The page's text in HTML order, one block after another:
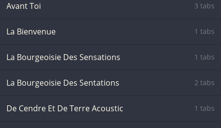
Avant Toi 3 tabs
La Bienvenue 1 tabs
La Bourgeoisie Des Sensations 1 tabs
La Bourgeoisie Des Sentations 2 tabs
De Cendre Et De Terre Acoustic 1 tabs